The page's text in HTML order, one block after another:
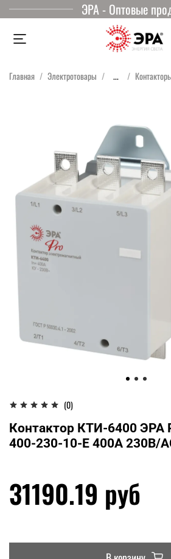
ЭРА - Оптовые
Главная Электротовары ...
(0)
Контактор КТИ-6400 ЭРА
400-230-10-E 400А 230В/
31190.19 руб